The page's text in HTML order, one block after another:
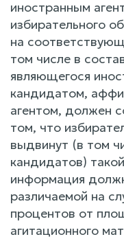
иностранным
избирательного
на
том числе в
являющегося
кандидатом,
агентом, должен
том, что
выдвинут (в том
кандидатов)
информация
различаемой на
процентов от
агитационного